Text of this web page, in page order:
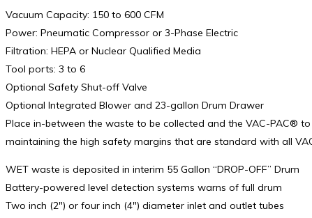
Vacuum Capacity: 150 to 600 CFM
Power: Pneumatic Compressor or 3-Phase Electric
Filtration: HEPA or Nuclear Qualified Media
Tool ports: 3 to 6
Optional Safety Shut-off Valve
Optional Integrated Blower and 23-gallon Drum Drawer
Place in-between the waste to be collected and the VAC-PAC®
maintaining the high safety margins that are standard with all
WET waste is deposited in interim 55 Gallon “DROP-OFF” Drum
Battery-powered level detection systems warns of full drum
Two inch (2″) or four inch (4″) diameter inlet and outlet tubes